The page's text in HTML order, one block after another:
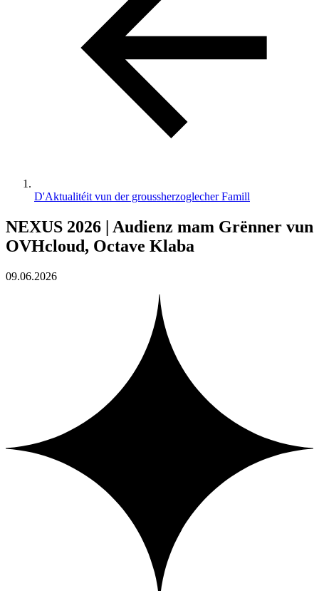
D'Aktualitéit vun der groussherzoglecher Famill
NEXUS 2026 | Audienz mam Grënner vun
OVHcloud, Octave Klaba
09.06.2026